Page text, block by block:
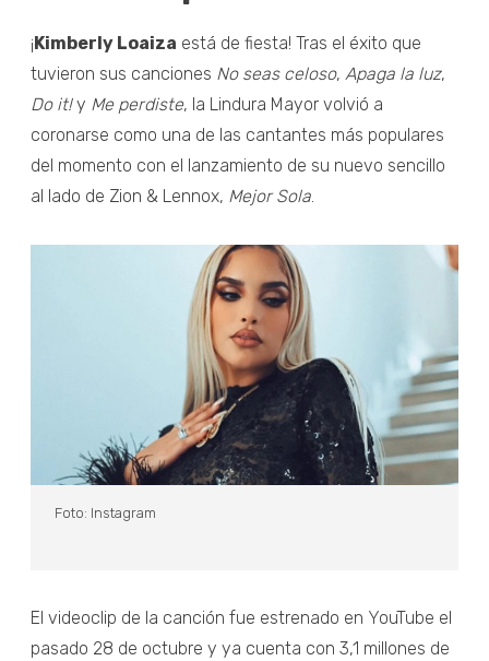
¡Kimberly Loaiza está de fiesta! Tras el éxito que
tuvieron sus canciones No seas celoso, Apaga la luz,
Do it!y Me perdiste, la Lindura Mayor volvió a
coronarse como una de las cantantes más populares
del momento con el lanzamiento de su nuevo sencillo
al lado de Zion & Lennox, Mejor Sola
Foto: Instagram
El videoclip de la canción fue estrenado en YouTube el
pasado 28 de octubre y ya cuenta con 3,1 millones de